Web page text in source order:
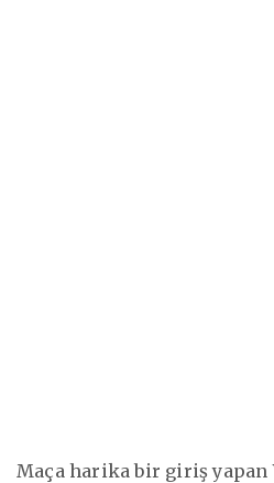
Maça harika bir giriş yapan